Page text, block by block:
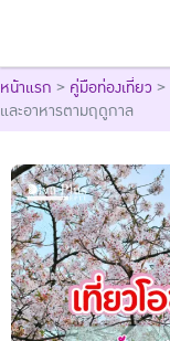
หน้าแรก > คู่มือท่องเที่ยว >
และอาหารตามฤดูกาล